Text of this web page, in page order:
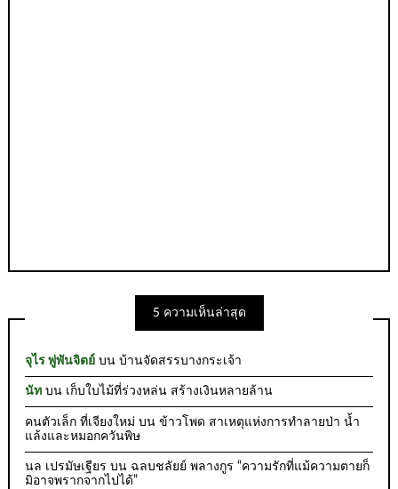
5 ความเห็นล่าสุด
จุไร พู่พันจิตย์ บนบ้านจัดสรรบางกระเจ้า
นัท บน เก็บใบไม้ที่ร่วงหล่น สร้างเงินหลายล้าน
คนตัวเล็ก ที่เจียงใหม่ บนข้าวโพด สาเหตุแห่งการทำลายป่า น้ำ
แล้งและหมอกควันพิษ
นล เปรมัษเฐียร บน ฉลบชลัยย์ พลางกูร “ความรักที่แม้ความตายก็
มิอาจพรากจากไปได้”